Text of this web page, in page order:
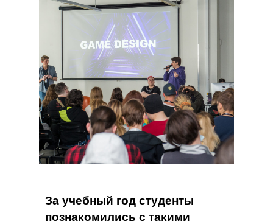
За учебный год студенты
познакомились с такими